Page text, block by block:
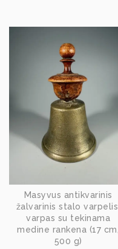
Masyvus antikvarinis
žalvarinis stalo varpelis,
varpas su tekinama
medine rankena (17 cm,
500 g)